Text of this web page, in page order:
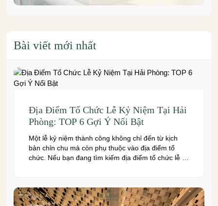
Bài viết mới nhất
Địa Điểm Tổ Chức Lễ Kỷ Niệm Tại Hải
Phòng: TOP 6 Gợi Ý Nổi Bật
Một lễ kỷ niệm thành công không chỉ đến từ kịch
bản chỉn chu mà còn phụ thuộc vào địa điểm tổ
chức. Nếu bạn đang tìm kiếm địa điểm tổ chức lễ kỷ
đừng […]